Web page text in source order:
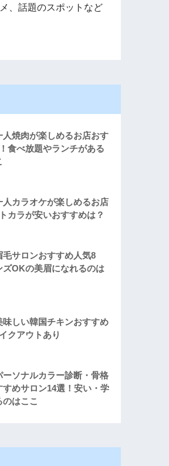
、話題のスポットなど
人焼肉が楽しめるお店おす
食べ放題やランチがある
人カラオケが楽しめるお店
カラが安いおすすめは？
毛サロンおすすめ人気8
ズOKの美眉になれるのは
味しい韓国チキンおすすめ
クアウトあり
ーソナルカラー診断・骨格
すめサロン14選！安い・学
はここ